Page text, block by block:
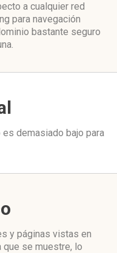
a cualquier red
para navegación
bastante seguro
demasiado bajo para
y páginas vistas en
se muestre, lo